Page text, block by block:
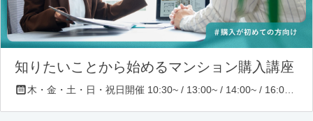
知りたいことから始めるマンション購入講座